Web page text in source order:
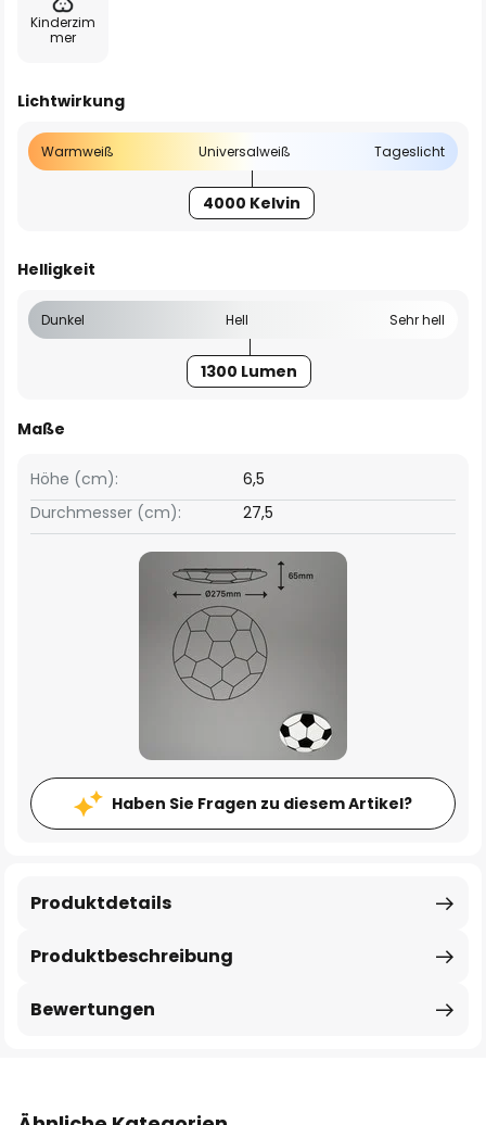
Kinderzim
mer
Lichtwirkung
Warmweiß Universalweiß Tageslicht
4000 Kelvin
Helligkeit
Dunkel Hell Sehr hell
1300 Lumen
Maße
Höhe (cm):
6,5
Durchmesser (cm):
27,5
Haben Sie Fragen zu diesem Artikel?
Produktbeschreibung
Produktdetails
Bewertungen